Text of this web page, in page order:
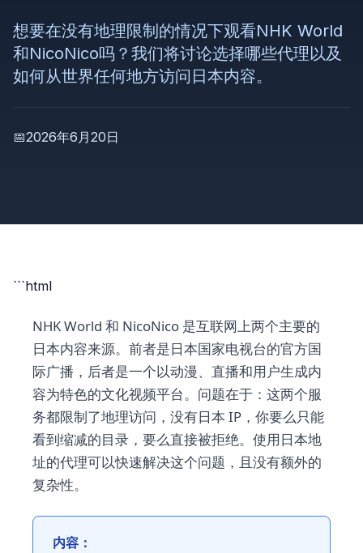
想要在没有地理限制的情况下观看NHK World
和NicoNico吗？我们将讨论选择哪些代理以及
如何从世界任何地方访问日本内容。
📅2026年6月20日
```html
NHK World 和 NicoNico 是互联网上两个主要的
日本内容来源。前者是日本国家电视台的官方国
际广播，后者是一个以动漫、直播和用户生成内
容为特色的文化视频平台。问题在于：这两个服
务都限制了地理访问，没有日本 IP，你要么只能
看到缩减的目录，要么直接被拒绝。使用日本地
址的代理可以快速解决这个问题，且没有额外的
复杂性。
内容：